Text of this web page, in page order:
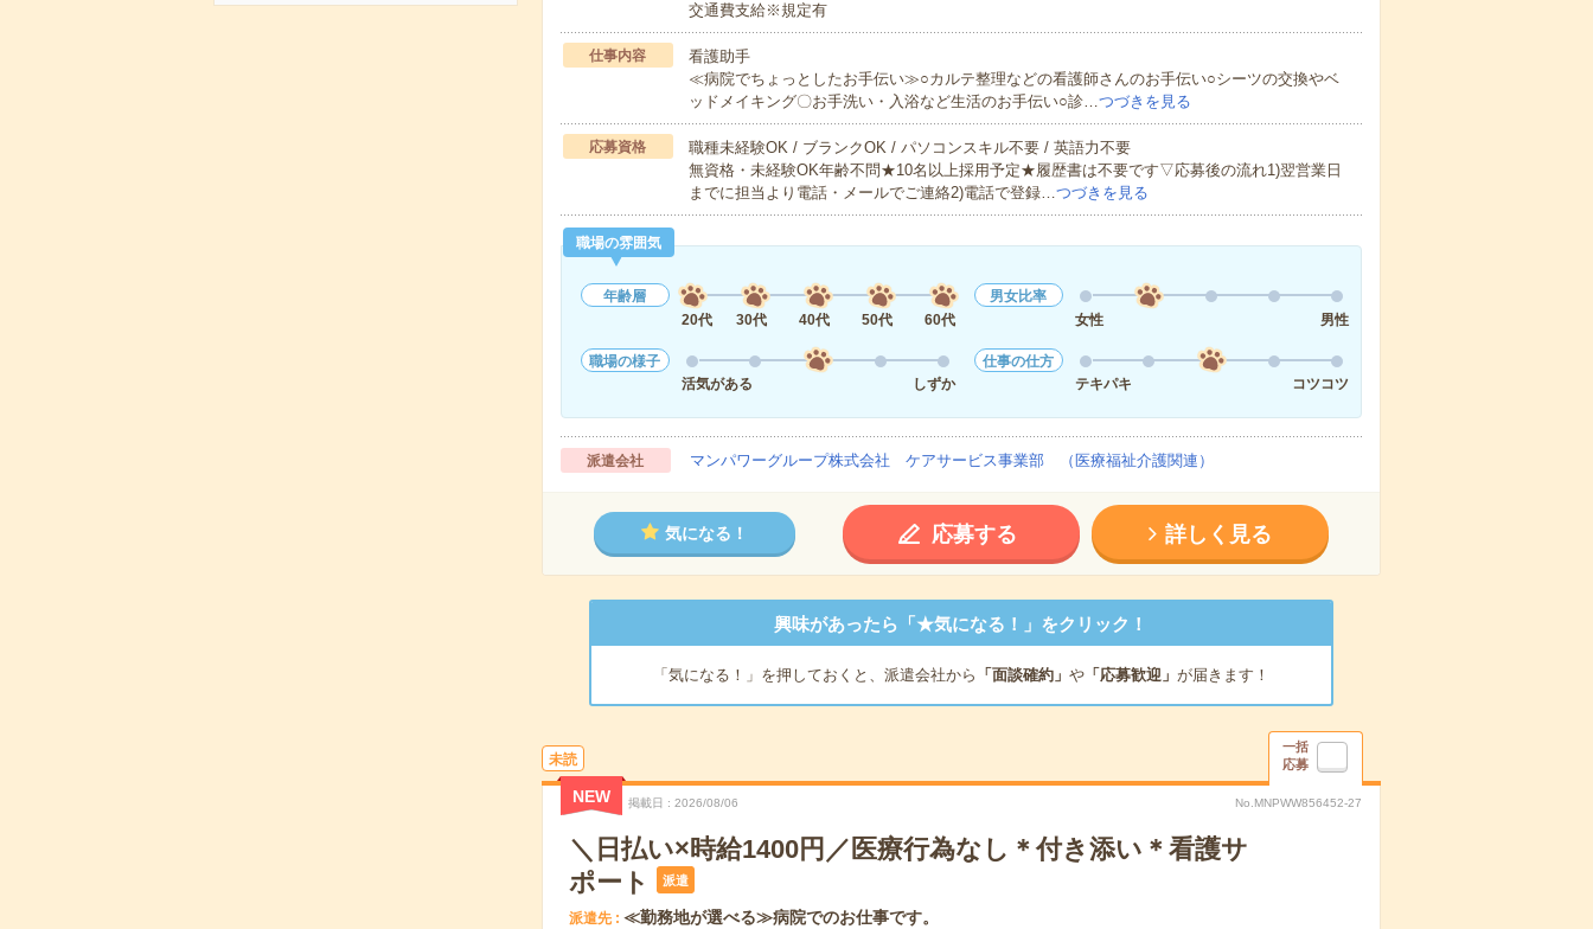
交通費支給※規定有
仕事内容
看護助手
≪病院でちょっとしたお手伝い≫○カルテ整理などの看護師さんのお手伝い○シーツの交換やベ
ッドメイキング〇お手洗い・入浴など生活のお手伝い○診…つづきを見る
応募資格
職種未経験OK / ブランクOK / パソコンスキル不要 / 英語力不要
無資格・未経験OK年齢不問★10名以上採用予定★履歴書は不要です▽応募後の流れ1)翌営業日
までに担当より電話・メールでご連絡2)電話で登録…つづきを見る
職場の雰囲気
年齢層
20代
30代 40代 50代 60代
男女比率
女性
男性
職場の様子
活気がある
しずか
仕事の仕方
テキパキ
コツコツ
派遣会社 マンパワーグループ株式会社 ケアサービス事業部 （医療福祉介護関連）
気になる！ 応募する 詳しく見る
興味があったら「★気になる！」をクリック！
「気になる！」を押しておくと、派遣会社から 「面談確約」 や「応募歓迎」 が届きます！
未読
一括
応募
NEW 掲載日 2026/08/06 No.MNPWW856452-27
＼日払い×時給1400円／医療行為なし＊付き添い＊看護サ
ポート
派遣
派遣先 ≪勤務地が選べる≫病院でのお仕事です。